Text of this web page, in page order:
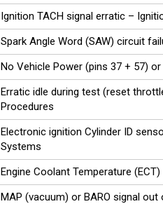
Ignition TACH signal erratic –
Spark Angle Word (SAW) circuit
No Vehicle Power (pins 37 + 57)
Erratic idle during test (reset
Procedures
Electronic ignition Cylinder ID
Systems
Engine Coolant Temperature
MAP (vacuum) or BARO signal